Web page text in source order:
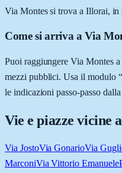
Via Montes si trova a Illorai, in
Come si arriva a Via
Puoi raggiungere Via Montes
mezzi pubblici. Usa il modulo
le indicazioni passo-passo
Vie e piazze vicine a
Via JostoVia GonarioVia
MarconiVia Vittorio Emanuele